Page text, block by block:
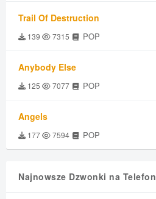
Trail Of Destruction
139 7315 POP
Anybody Else
125 7077 POP
Angels
177 7594 POP
Najnowsze Dzwonki na Telefon